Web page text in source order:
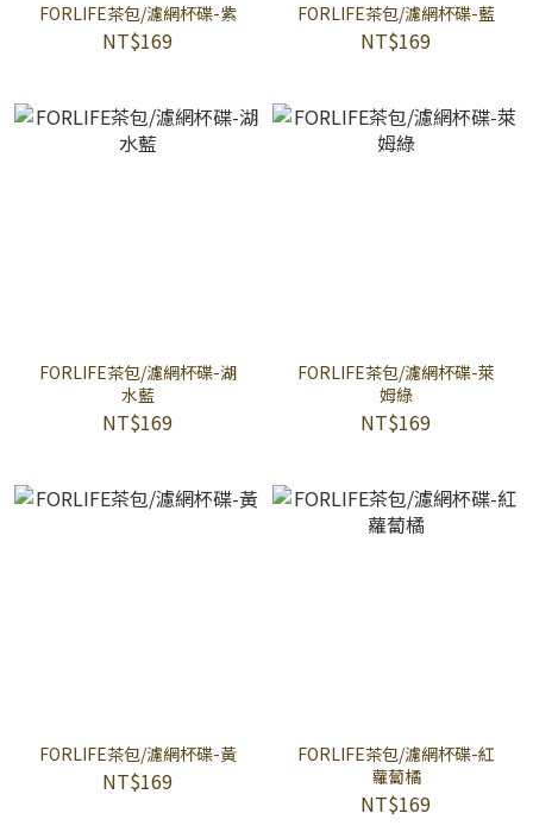
FORLIFE茶包/濾網杯碟-紫
NT$169
FORLIFE茶包/濾網杯碟-藍
NT$169
FORLIFE茶包/濾網杯碟-湖
水藍
NT$169
FORLIFE茶包/濾網杯碟-萊
姆綠
NT$169
FORLIFE茶包/濾網杯碟-黃
NT$169
FORLIFE茶包/濾網杯碟-紅
蘿蔔橘
NT$169